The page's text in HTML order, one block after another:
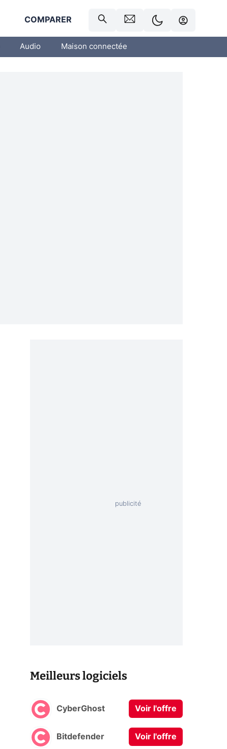
COMPARER
Audio Maison connectée
Meilleurs logiciels
CyberGhost Voir l'offre
Bitdefender Voir l'offre